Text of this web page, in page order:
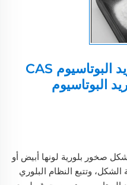
نقاء عالٍ 99.5% كلوريد البوتاسيوم CAS
صخور بلورية لونها أبيض أو
وتتبع النظام البلوري